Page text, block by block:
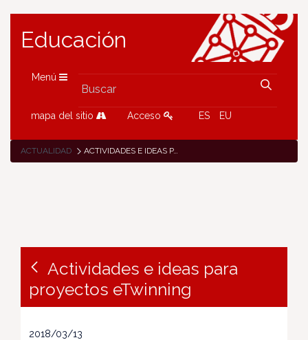
Educación
Menú
mapa del sitio Acceso ES EU
ACTUALIDAD ACTIVIDADES E IDEAS PARA PROYECTOS ETWINNING
Actividades e ideas para
proyectos eTwinning
2018/03/13